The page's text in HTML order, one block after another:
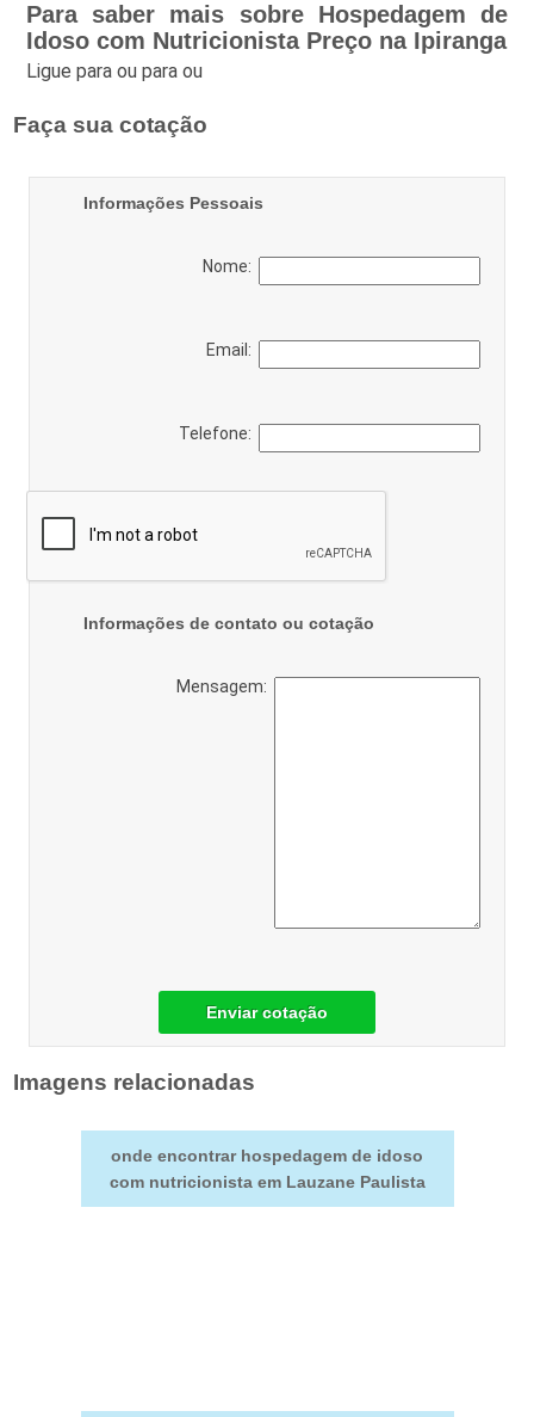
Para saber mais sobre Hospedagem de
Idoso com Nutricionista Preço na Ipiranga
Ligue paraou paraou
Faça sua cotação
Informações Pessoais
Nome:
Email:
Telefone:
Informações de contato ou cotação
Mensagem:
Enviar cotação
Imagens relacionadas
onde encontrar hospedagem de idoso
com nutricionista em Lauzane Paulista